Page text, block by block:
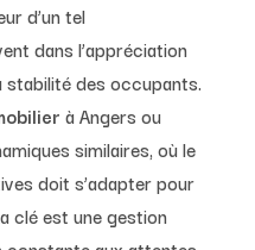
d’un tel
dans l’appréciation
des occupants.
à Angers ou
similaires, où le
doit s’adapter pour
clé est une gestion